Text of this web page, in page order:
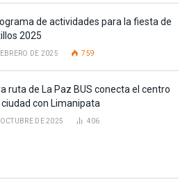
de actividades para la fiesta de
2025
DE 2025 759
ruta de La Paz BUS conecta el centro
ciudad con Limanipata
DE 2025 406